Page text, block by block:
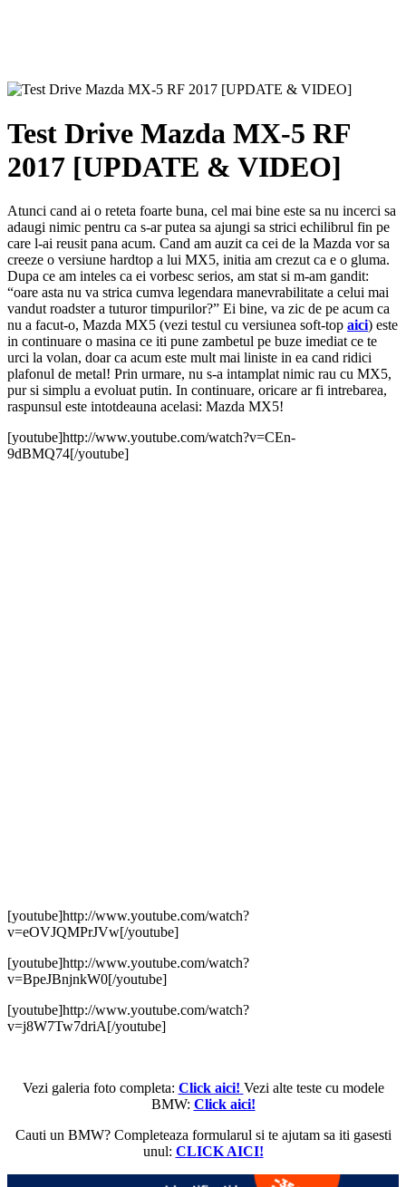
Test Drive Mazda MX-5 RF
2017 [UPDATE & VIDEO]
Atunci cand ai o reteta foarte buna, cel mai bine este sa nu incerci sa
adaugi nimic pentru ca s-ar putea sa ajungi sa strici echilibrul fin pe
care l-ai reusit pana acum. Cand am auzit ca cei de la Mazda vor sa
creeze o versiune hardtop a lui MX5, initia am crezut ca e o gluma.
Dupa ce am inteles ca ei vorbesc serios, am stat si m-am gandit:
“oare asta nu va strica cumva legendara manevrabilitate a celui mai
vandut roadster a tuturor timpurilor?” Ei bine, va zic de pe acum ca
nu a facut-o, Mazda MX5 (vezi testul cu versiunea soft-top aici) este
in continuare o masina ce iti pune zambetul pe buze imediat ce te
urci la volan, doar ca acum este mult mai liniste in ea cand ridici
plafonul de metal! Prin urmare, nu s-a intamplat nimic rau cu MX5,
pur si simplu a evoluat putin. In continuare, oricare ar fi intrebarea,
raspunsul este intotdeauna acelasi: Mazda MX5!
[youtube]http://www.youtube.com/watch?v=CEn-
9dBMQ74[/youtube]
[youtube]http://www.youtube.com/watch?
v=eOVJQMPrJVw[/youtube]
[youtube]http://www.youtube.com/watch?
v=BpeJBnjnkW0[/youtube]
[youtube]http://www.youtube.com/watch?
v=j8W7Tw7driA[/youtube]
Vezi galeria foto completa: Click aici! Vezi alte teste cu modele
BMW: Click aici!
Cauti un BMW? Completeaza formularul si te ajutam sa iti gasesti
unul: CLICK AICI!